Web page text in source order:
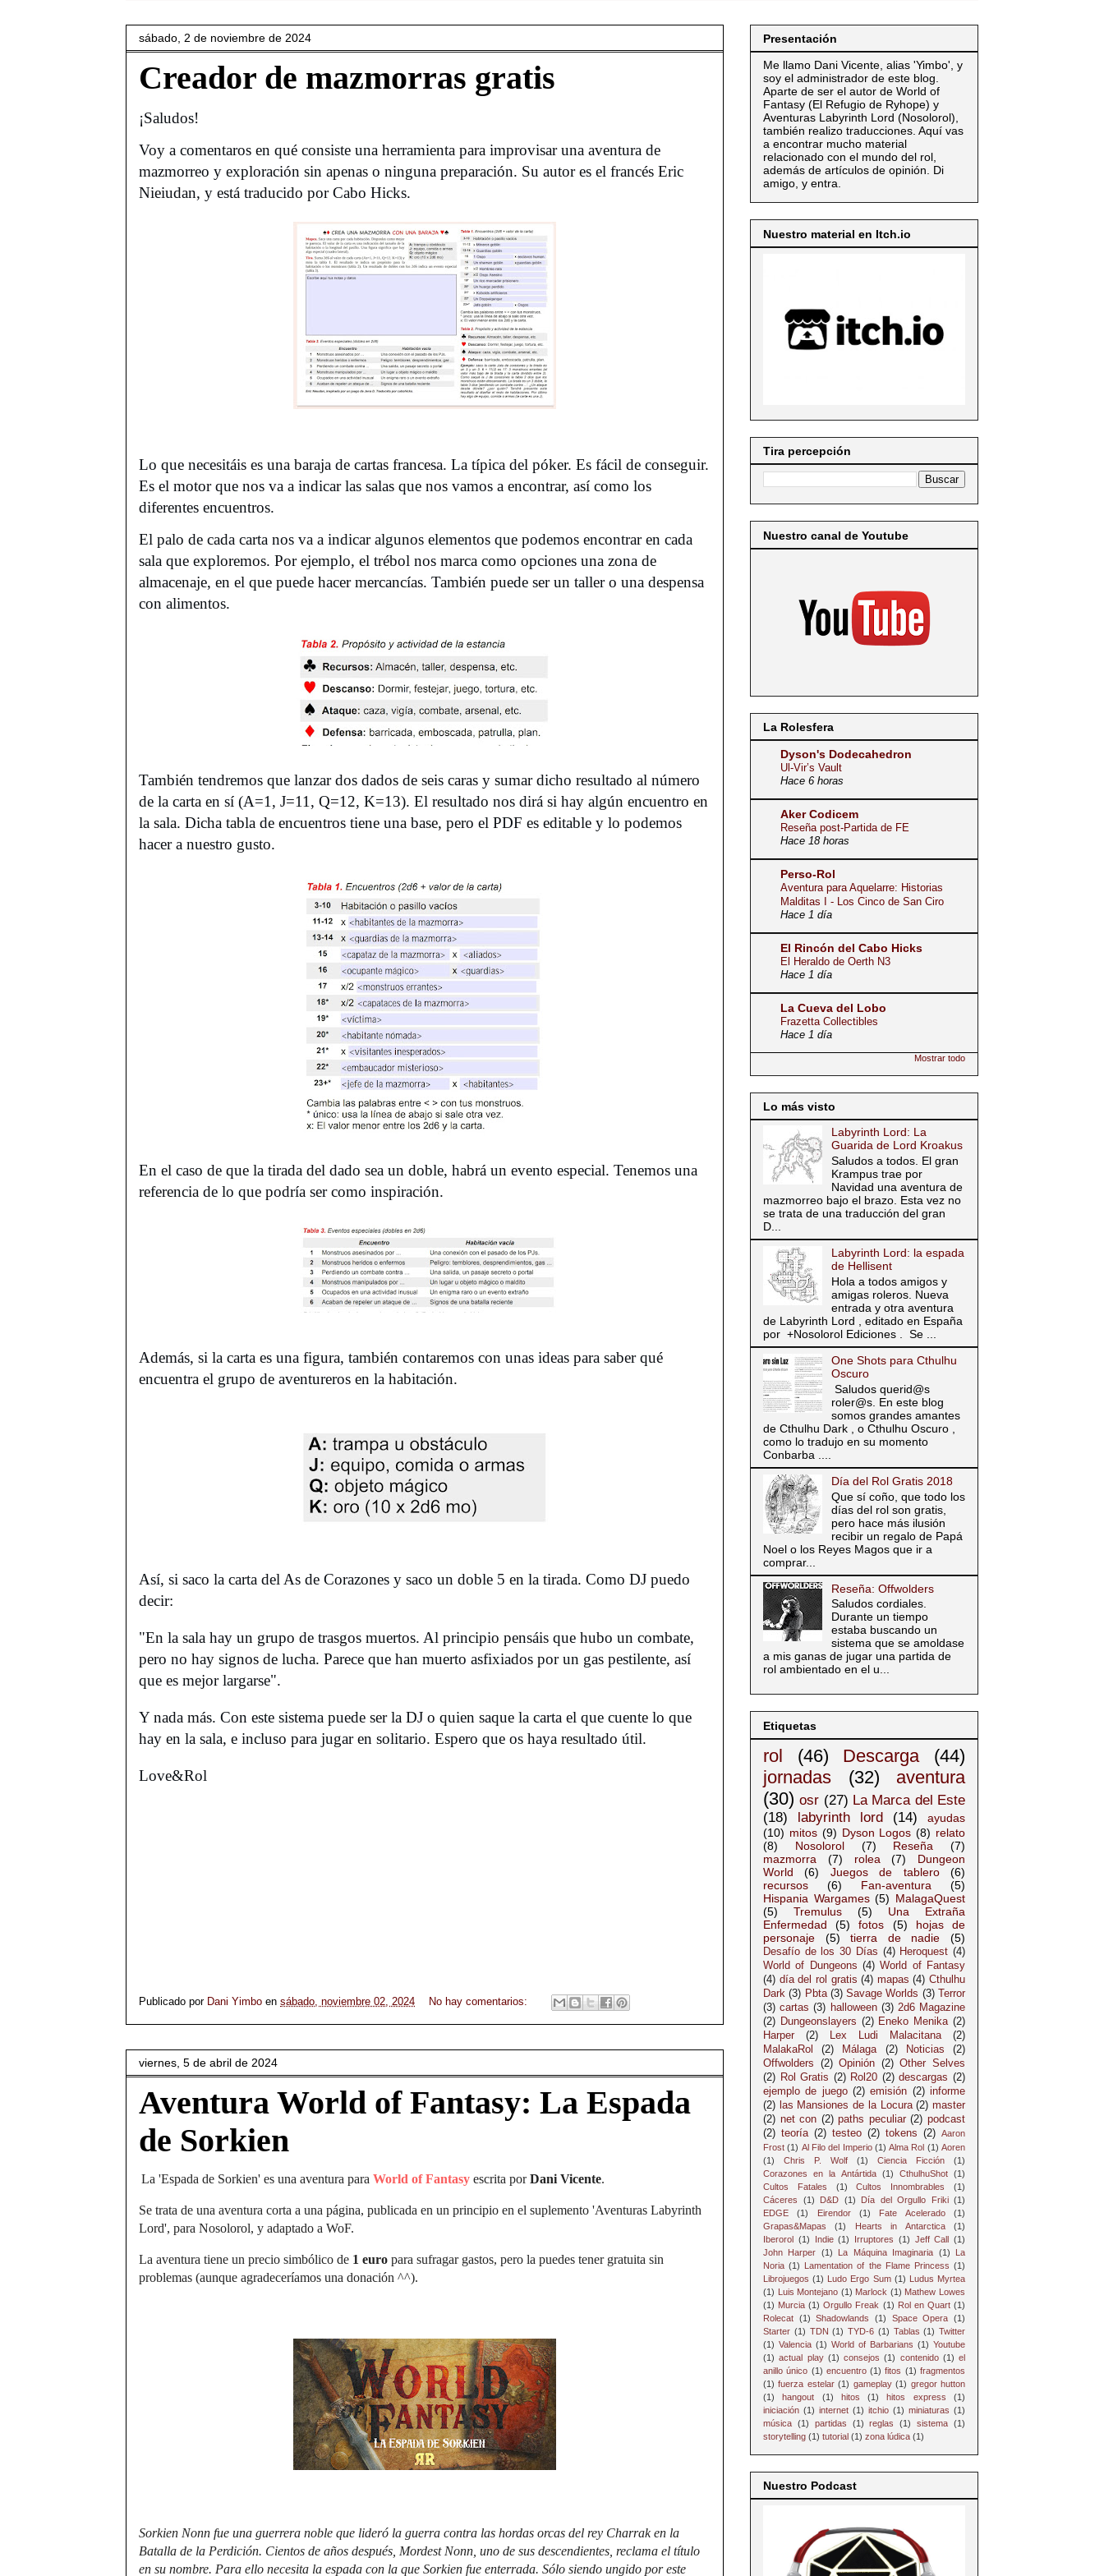
sábado, 2 de noviembre de 2024
Creador de mazmorras gratis
¡Saludos!
Voy a comentaros en qué consiste una herramienta para improvisar una aventura de
mazmorreo y exploración sin apenas o ninguna preparación. Su autor es el francés Eric
Nieiudan, y está traducido por Cabo Hicks.
Lo que necesitáis es una baraja de cartas francesa. La típica del póker. Es fácil de conseguir.
Es el motor que nos va a indicar las salas que nos vamos a encontrar, así como los
diferentes encuentros.
El palo de cada carta nos va a indicar algunos elementos que podemos encontrar en cada
sala que exploremos. Por ejemplo, el trébol nos marca como opciones una zona de
almacenaje, en el que puede hacer mercancías. También puede ser un taller o una despensa
con alimentos.
También tendremos que lanzar dos dados de seis caras y sumar dicho resultado al número
de la carta en sí (A=1, J=11, Q=12, K=13). El resultado nos dirá si hay algún encuentro en
la sala. Dicha tabla de encuentros tiene una base, pero el PDF es editable y lo podemos
hacer a nuestro gusto.
En el caso de que la tirada del dado sea un doble, habrá un evento especial. Tenemos una
referencia de lo que podría ser como inspiración.
Además, si la carta es una figura, también contaremos con unas ideas para saber qué
encuentra el grupo de aventureros en la habitación.
Así, si saco la carta del As de Corazones y saco un doble 5 en la tirada. Como DJ puedo
decir:
"En la sala hay un grupo de trasgos muertos. Al principio pensáis que hubo un combate,
pero no hay signos de lucha. Parece que han muerto asfixiados por un gas pestilente, así
que es mejor largarse".
Y nada más. Con este sistema puede ser la DJ o quien saque la carta el que cuente lo que
hay en la sala, e incluso para jugar en solitario. Espero que os haya resultado útil.
Love&Rol
Publicado por Dani Yimbo en sábado, noviembre 02, 2024 No hay comentarios:
viernes, 5 de abril de 2024
Aventura World of Fantasy: La Espada
de Sorkien
La 'Espada de Sorkien' es una aventura para World of Fantasy escrita por Dani Vicente.
Se trata de una aventura corta a una página, publicada en un principio en el suplemento 'Aventuras Labyrinth
Lord', para Nosolorol, y adaptado a WoF.
La aventura tiene un precio simbólico de 1 euro para sufragar gastos, pero la puedes tener gratuita sin
problemas (aunque agradeceríamos una donación ^^).
Sorkien Nonn fue una guerrera noble que lideró la guerra contra las hordas orcas del rey Charrak en la
Batalla de la Perdición. Cientos de años después, Mordest Nonn, uno de sus descendientes, reclama el título
en su nombre. Para ello necesita la espada con la que Sorkien fue enterrada. Sólo siendo ungido por este
Presentación
Me llamo Dani Vicente, alias 'Yimbo', y
soy el administrador de este blog.
Aparte de ser el autor de World of
Fantasy (El Refugio de Ryhope) y
Aventuras Labyrinth Lord (Nosolorol),
también realizo traducciones. Aquí vas
a encontrar mucho material
relacionado con el mundo del rol,
además de artículos de opinión. Di
amigo, y entra.
Nuestro material en Itch.io
Tira percepción
Nuestro canal de Youtube
La Rolesfera
Dyson's Dodecahedron
Ul-Vir’s Vault
Hace 6 horas
Aker Codicem
Reseña post-Partida de FE
Hace 18 horas
Perso-Rol
Aventura para Aquelarre: Historias
Malditas I - Los Cinco de San Ciro
Hace 1 día
El Rincón del Cabo Hicks
El Heraldo de Oerth N3
Hace 1 día
La Cueva del Lobo
Frazetta Collectibles
Hace 1 día
Mostrar todo
Lo más visto
Labyrinth Lord: La
Guarida de Lord Kroakus
Saludos a todos. El gran
Krampus trae por
Navidad una aventura de
mazmorreo bajo el brazo. Esta vez no
se trata de una traducción del gran
D...
Labyrinth Lord: la espada
de Hellisent
Hola a todos amigos y
amigas roleros. Nueva
entrada y otra aventura
de Labyrinth Lord , editado en España
por +Nosolorol Ediciones . Se ...
One Shots para Cthulhu
Oscuro
Saludos querid@s
roler@s. En este blog
somos grandes amantes
de Cthulhu Dark , o Cthulhu Oscuro ,
como lo tradujo en su momento
Conbarba ....
Día del Rol Gratis 2018
Que sí coño, que todo los
días del rol son gratis,
pero hace más ilusión
recibir un regalo de Papá
Noel o los Reyes Magos que ir a
comprar...
Reseña: Offwolders
Saludos cordiales.
Durante un tiempo
estaba buscando un
sistema que se amoldase
a mis ganas de jugar una partida de
rol ambientado en el u...
Etiquetas
rol (46) Descarga
(44)
jornadas
(32)
aventura
(30) osr (27) La Marca del Este
(18)
labyrinth lord (14)
ayudas
(10) mitos (9) Dyson Logos (8) relato
(8)
Nosolorol (7) Reseña
(7)
mazmorra
(7) rolea (7)
Dungeon
World
(6) Juegos de tablero
(6)
recursos
(6) Fan-aventura
(5)
Hispania Wargames (5) MalagaQuest
(5)
Tremulus (5)
Una Extraña
Enfermedad
(5) fotos (5)
hojas de
personaje
(5) tierra de nadie (5)
Desafío de los 30 Días (4) Heroquest (4)
World of Dungeons (4) World of Fantasy
(4) día del rol gratis (4) mapas (4) Cthulhu
Dark (3) Pbta (3) Savage Worlds (3) Terror
(3) cartas (3) halloween (3) 2d6 Magazine
(2) Dungeonslayers (2) Eneko Menika (2)
Harper
(2) Lex Ludi Malacitana
(2)
MalakaRol
(2) Málaga (2) Noticias
(2)
Offwolders
(2) Opinión (2) Other Selves
(2) Rol Gratis (2) Rol20 (2) descargas (2)
ejemplo de juego (2) emisión (2) informe
(2) las Mansiones de la Locura (2) master
(2) net con (2) paths peculiar (2) podcast
(2) teoría (2) testeo (2) tokens (2) Aaron
Frost (1) Al Filo del Imperio (1) Alma Rol (1) Aoren
(1)
Chris P. Wolf (1) Ciencia Ficción
(1)
Corazones en la Antártida
(1) CthulhuShot (1)
Cultos Fatales
(1) Cultos Innombrables
(1)
Cáceres
(1) D&D (1) Día del Orgullo Friki (1)
EDGE
(1) Eirendor (1) Fate Acelerado
(1)
Grapas&Mapas
(1) Hearts in Antarctica
(1)
Iberorol (1) Indie (1) Irruptores (1) Jeff Call (1)
John Harper (1) La Máquina Imaginaria (1)
La
Noria (1) Lamentation of the Flame Princess (1)
Librojuegos (1) Ludo Ergo Sum (1) Ludus Myrtea
(1) Luis Montejano (1) Marlock (1) Mathew Lowes
(1) Murcia (1) Orgullo Freak (1) Rol en Quart (1)
Rolecat (1) Shadowlands (1) Space Opera (1)
Starter (1) TDN (1) TYD-6 (1) Tablas (1) Twitter
(1) Valencia (1) World of Barbarians (1) Youtube
(1) actual play (1) consejos (1) contenido (1) el
anillo único (1) encuentro (1) fitos (1) fragmentos
(1) fuerza estelar (1) gameplay (1) gregor hutton
(1)
hangout (1) hitos (1) hitos express
(1)
iniciación (1) internet (1) itchio (1) miniaturas (1)
música (1) partidas (1) reglas (1) sistema (1)
storytelling (1) tutorial (1) zona lúdica (1)
Nuestro Podcast